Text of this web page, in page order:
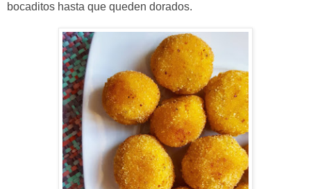
bocaditos hasta que queden dorados.